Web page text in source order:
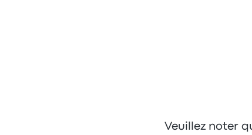
Veuillez noter